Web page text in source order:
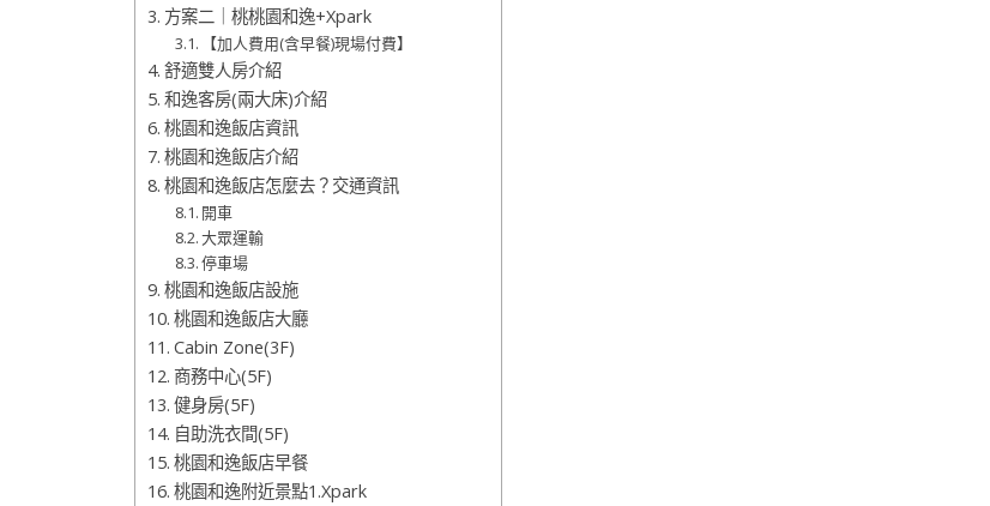
方案二｜桃桃園和逸+Xpark
【加人費用(含早餐)現場付費】
舒適雙人房介紹
和逸客房(兩大床)介紹
桃園和逸飯店資訊
桃園和逸飯店介紹
桃園和逸飯店怎麼去？交通資訊
開車
大眾運輸
停車場
桃園和逸飯店設施
桃園和逸飯店大廳
Cabin Zone(3F)
商務中心(5F)
健身房(5F)
自助洗衣間(5F)
桃園和逸飯店早餐
桃園和逸附近景點1.Xpark